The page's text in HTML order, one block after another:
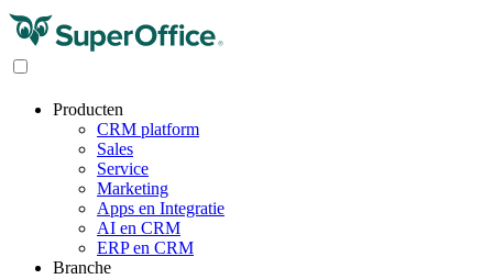
Producten
CRM platform
Sales
Service
Marketing
Apps en Integratie
AI en CRM
ERP en CRM
Branche